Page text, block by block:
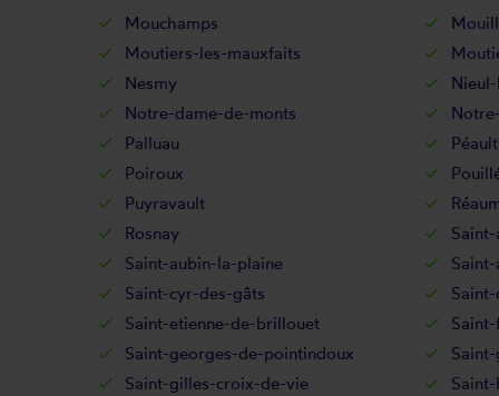
Mouchamps
Moutiers-les-mauxfaits
Nesmy
Notre-dame-de-monts
Palluau
Péault
Poiroux
Puyravault
Rosnay
Saint-aubin-la-plaine
Saint-cyr-des-gâts
Saint-etienne-de-brillouet
Saint-georges-de-pointindoux
Saint-gilles-croix-de-vie